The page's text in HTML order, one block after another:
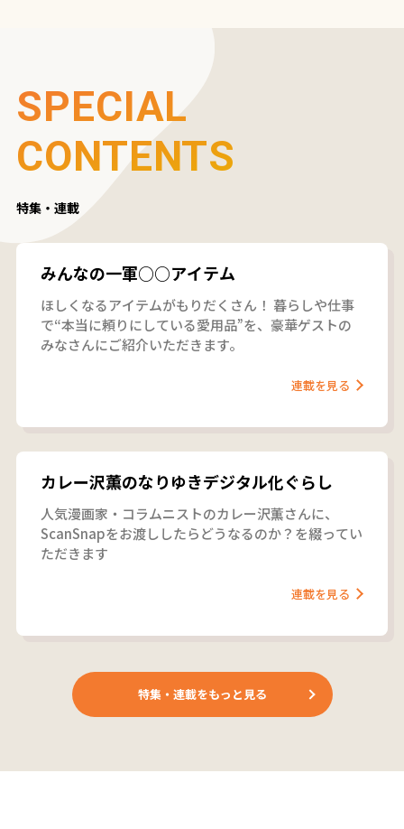
SPECIAL
CONTENTS
特集・連載
特集・連載をもっと見る
みんなの一軍○○アイテム
ほしくなるアイテムがもりだくさん！ 暮らしや仕事
で“本当に頼りにしている愛用品”を、豪華ゲストの
みなさんにご紹介いただきます。
連載を見る
カレー沢薫のなりゆきデジタル化ぐらし
人気漫画家・コラムニストのカレー沢薫さんに、
ScanSnapをお渡ししたらどうなるのか？を綴ってい
ただきます
連載を見る